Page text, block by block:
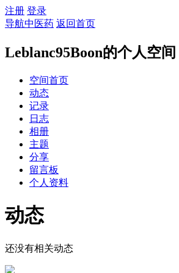
注册 登录
导航中医药 返回首页
Leblanc95Boon的个人空间
空间首页
动态
记录
日志
相册
主题
分享
留言板
个人资料
动态
还没有相关动态